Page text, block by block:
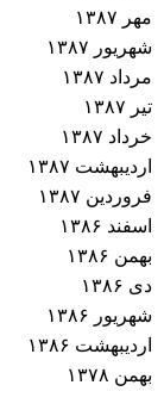
مهر ۱۳۸۷
شهریور ۱۳۸۷
مرداد ۱۳۸۷
تیر ۱۳۸۷
خرداد ۱۳۸۷
اردیبهشت ۱۳۸۷
فروردین ۱۳۸۷
اسفند ۱۳۸۶
بهمن ۱۳۸۶
دی ۱۳۸۶
شهریور ۱۳۸۶
اردیبهشت ۱۳۸۶
بهمن ۱۳۷۸